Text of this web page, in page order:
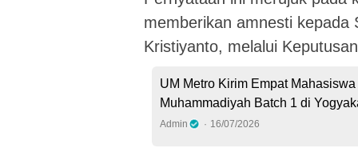
memberikan amnesti kepada
Kristiyanto, melalui
UM Metro Kirim Empat
Muhammadiyah Batch 1 di
Admin 16/07/2026